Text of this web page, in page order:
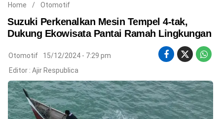
©
Copyright
2026
Respublica
.
All
Right
Reserved
Home / Otomotif
Suzuki Perkenalkan Mesin Tempel 4-tak,
Dukung Ekowisata Pantai Ramah Lingkungan
Otomotif
15/12/2024 - 7:29 pm
Editor : Ajir Respublica